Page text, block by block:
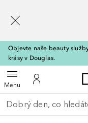
Objevte naše beauty
krásy v Douglas.
MenuOtevřít menuK mému účtu
Vraťte se
Proveďte vyhledávání